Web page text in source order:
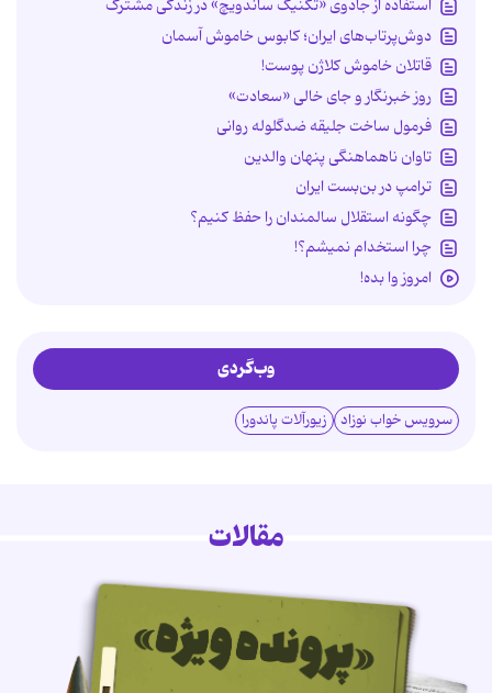
استفاده از جادوی «تکنیک ساندویچ» در زندگی مشترک
دوش‌پرتاب‌های ایران؛ کابوس خاموش آسمان
قاتلان خاموش کلاژن پوست!
روز خبرنگار و جای خالی «سعادت»
فرمول ساخت جلیقه ضدگلوله روانی
تاوان ناهماهنگی پنهان والدین
ترامپ در بن‌بست ایران
چگونه استقلال سالمندان را حفظ کنیم؟
چرا استخدام نمیشم؟!
امروز وا بده!
وب‌گردی
سرویس خواب نوزاد زیورآلات پاندورا
مقالات